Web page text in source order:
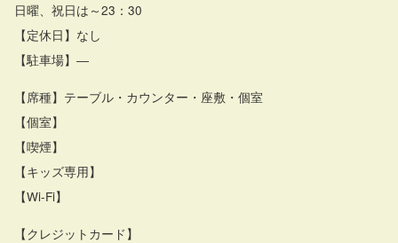
日曜、祝日は～23：30
【定休日】なし
【駐車場】―
【席種】テーブル・カウンター・座敷・個室
【個室】
【喫煙】
【キッズ専用】
【Wi-Fi】
【クレジットカード】